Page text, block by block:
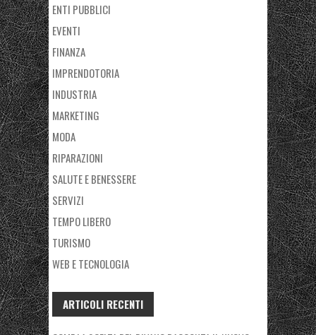
ENTI PUBBLICI
EVENTI
FINANZA
IMPRENDOTORIA
INDUSTRIA
MARKETING
MODA
RIPARAZIONI
SALUTE E BENESSERE
SERVIZI
TEMPO LIBERO
TURISMO
WEB E TECNOLOGIA
ARTICOLI RECENTI